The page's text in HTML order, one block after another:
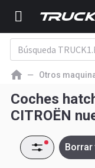
Otros
Coches
CITROËN
Borrar